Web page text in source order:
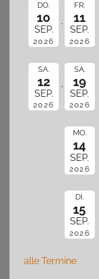
DO.
10
SEP.
2026
FR.
11
SEP.
2026
SA.
12
SEP.
2026
SA.
19
SEP.
2026
MO.
14
SEP.
2026
DI.
15
SEP.
2026
alle Termine